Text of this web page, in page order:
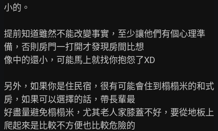
小的。
提前知道雖然不能改變事實，至少讓他們有個心理準
備，否則房門一打開才發現房間比想
像中的還小，可能馬上就找你抱怨了XD
另外，如果你是住民宿，很有可能會住到榻榻米的和式
房，如果可以選擇的話，帶長輩最
好盡量避免榻榻米，尤其老人家膝蓋不好，要從地板上
爬起來是比較不方便也比較危險的